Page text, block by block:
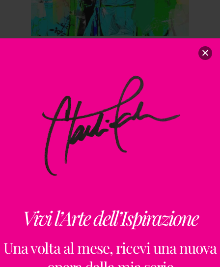
Vivi l’Arte dell’Ispirazione
Una volta al mese, ricevi una nuova